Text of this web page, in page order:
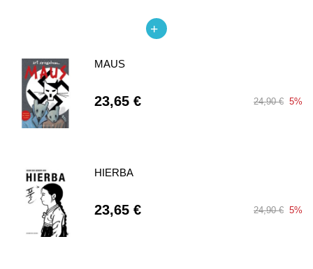
MAUS
23,65 € 24,90 € 5%
HIERBA
23,65 € 24,90 € 5%